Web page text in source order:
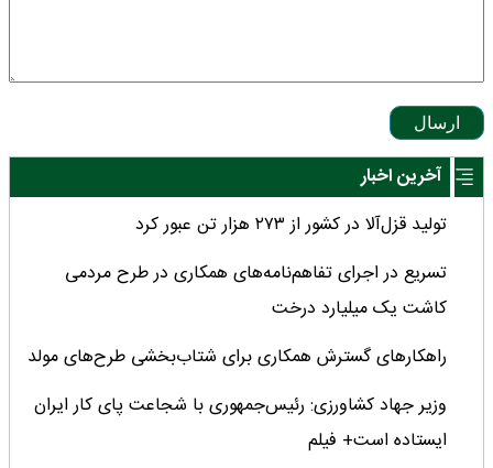
ارسال
آخرین اخبار
تولید قزل‌آلا در کشور از ۲۷۳ هزار تن عبور کرد
تسریع در اجرای تفاهم‌نامه‌های همکاری در طرح مردمی
کاشت یک میلیارد درخت
راهکارهای گسترش همکاری برای شتاب‌بخشی طرح‌های مولد
وزیر جهاد کشاورزی: رئیس‌جمهوری با شجاعت پای کار ایران
ایستاده است+ فیلم